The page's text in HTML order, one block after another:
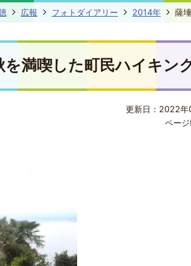
広報 フォトダイアリー 2014年 薩
を満喫した町民ハイキン
更新日：2022年
ペー